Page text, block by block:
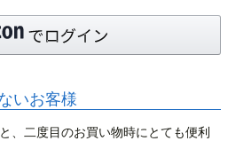
いお客様
、二度目のお買い物時にとても便利